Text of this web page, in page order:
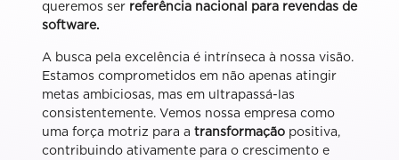
queremos ser referência nacional para revendas de
software.
A busca pela excelência é intrínseca à nossa visão.
Estamos comprometidos em não apenas atingir
metas ambiciosas, mas em ultrapassá-las
consistentemente. Vemos nossa empresa como
uma força motriz para a transformação positiva,
contribuindo ativamente para o crescimento e